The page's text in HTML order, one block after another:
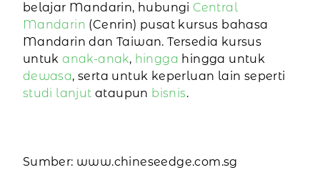
belajar Mandarin, hubungi Central
Mandarin (Cenrin) pusat kursus bahasa
Mandarin dan Taiwan. Tersedia kursus
untukanak-anak, hingga hingga untuk
dewasa, serta untuk keperluan lain seperti
studi lanjut ataupun bisnis.
Sumber: www.chineseedge.com.sg